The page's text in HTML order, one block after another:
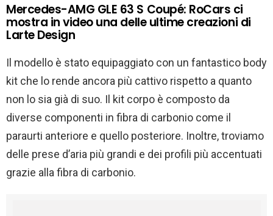
Mercedes-AMG GLE 63 S Coupé: RoCars ci
mostra in video una delle ultime creazioni di
Larte Design
Il modello è stato equipaggiato con un fantastico body
kit che lo rende ancora più cattivo rispetto a quanto
non lo sia già di suo. Il kit corpo è composto da
diverse componenti in fibra di carbonio come il
paraurti anteriore e quello posteriore. Inoltre, troviamo
delle prese d’aria più grandi e dei profili più accentuati
grazie alla fibra di carbonio.